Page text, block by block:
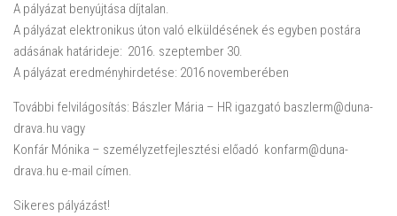
A pályázat benyújtása díjtalan.
A pályázat elektronikus úton való elküldésének és egyben postára
adásának határideje: 2016. szeptember 30.
A pályázat eredményhirdetése: 2016 novemberében
További felvilágosítás: Bászler Mária – HR igazgató baszlerm@duna-
drava.hu vagy
Konfár Mónika – személyzetfejlesztési előadó konfarm@duna-
drava.hu e-mail címen.
Sikeres pályázást!